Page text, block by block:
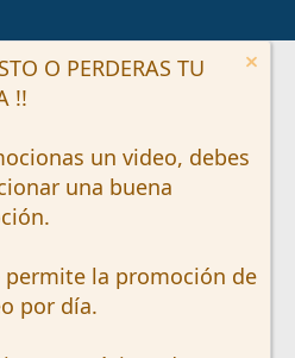
O PERDERAS TU
!!
un video, debes
una buena
permite la promoción de
por día.